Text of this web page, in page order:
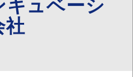
キュベーシ
社